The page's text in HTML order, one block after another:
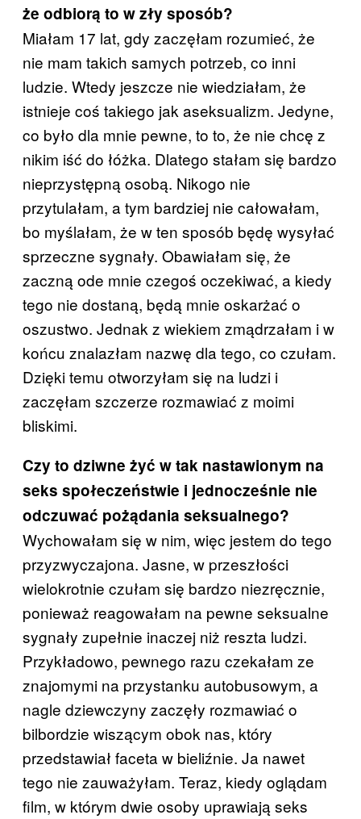
że odbiorą to w zły sposób?
Miałam 17 lat, gdy zaczęłam rozumieć, że
nie mam takich samych potrzeb, co inni
ludzie. Wtedy jeszcze nie wiedziałam, że
istnieje coś takiego jak aseksualizm. Jedyne,
co było dla mnie pewne, to to, że nie chcę z
nikim iść do łóżka. Dlatego stałam się bardzo
nieprzystępną osobą. Nikogo nie
przytulałam, a tym bardziej nie całowałam,
bo myślałam, że w ten sposób będę wysyłać
sprzeczne sygnały. Obawiałam się, że
zaczną ode mnie czegoś oczekiwać, a kiedy
tego nie dostaną, będą mnie oskarżać o
oszustwo. Jednak z wiekiem zmądrzałam i w
końcu znalazłam nazwę dla tego, co czułam.
Dzięki temu otworzyłam się na ludzi i
zaczęłam szczerze rozmawiać z moimi
bliskimi.
Czy to dziwne żyć w tak nastawionym na
seks społeczeństwie i jednocześnie nie
odczuwać pożądania seksualnego?
Wychowałam się w nim, więc jestem do tego
przyzwyczajona. Jasne, w przeszłości
wielokrotnie czułam się bardzo niezręcznie,
ponieważ reagowałam na pewne seksualne
sygnały zupełnie inaczej niż reszta ludzi.
Przykładowo, pewnego razu czekałam ze
znajomymi na przystanku autobusowym, a
nagle dziewczyny zaczęły rozmawiać o
bilbordzie wiszącym obok nas, który
przedstawiał faceta w bieliźnie. Ja nawet
tego nie zauważyłam. Teraz, kiedy oglądam
film, w którym dwie osoby uprawiają seks